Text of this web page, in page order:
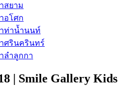
สยาม
อโศก
ท่าน้ำนนท์
ศรินครินทร์
ลำลูกกา
| Smile Gallery Kids